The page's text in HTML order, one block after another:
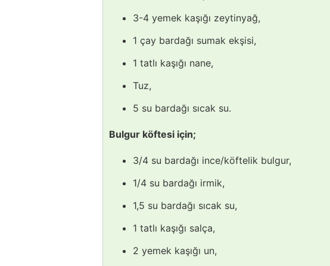
3-4 yemek kaşığı zeytinyağ,
1 çay bardağı sumak ekşisi,
1 tatlı kaşığı nane,
Tuz,
5 su bardağı sıcak su.
Bulgur köftesi için;
3/4 su bardağı ince/köftelik bulgur,
1/4 su bardağı irmik,
1,5 su bardağı sıcak su,
1 tatlı kaşığı salça,
2 yemek kaşığı un,